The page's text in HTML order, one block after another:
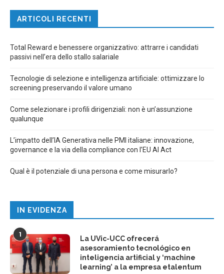
ARTICOLI RECENTI
Total Reward e benessere organizzativo: attrarre i candidati
passivi nell’era dello stallo salariale
Tecnologie di selezione e intelligenza artificiale: ottimizzare lo
screening preservando il valore umano
Come selezionare i profili dirigenziali: non è un’assunzione
qualunque
L’impatto dell’IA Generativa nelle PMI italiane: innovazione,
governance e la via della compliance con l’EU AI Act
Qual è il potenziale di una persona e come misurarlo?
IN EVIDENZA
1
La UVic-UCC ofrecerá
asesoramiento tecnológico en
inteligencia artificial y ‘machine
learning’ a la empresa etalentum